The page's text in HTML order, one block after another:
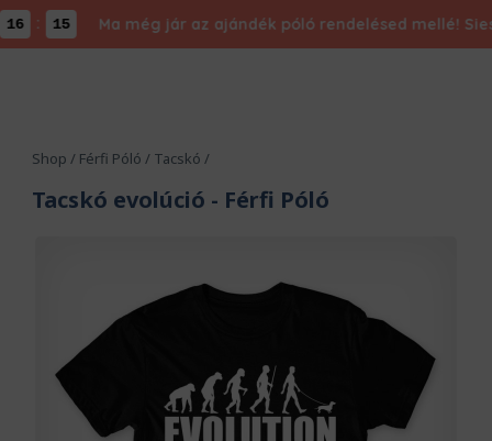
: 14 Ma még jár az ajándék póló rendelésed mellé!
Shop / Férfi Póló / Tacskó /
Tacskó evolúció - Férfi Póló